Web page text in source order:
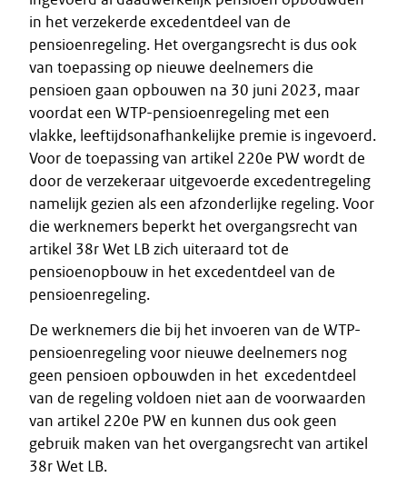
in het verzekerde excedentdeel van de
pensioenregeling. Het overgangsrecht is dus ook
van toepassing op nieuwe deelnemers die
pensioen gaan opbouwen na 30 juni 2023, maar
voordat een WTP-pensioenregeling met een
vlakke, leeftijdsonafhankelijke premie is ingevoerd.
Voor de toepassing van artikel 220e PW wordt de
door de verzekeraar uitgevoerde excedentregeling
namelijk gezien als een afzonderlijke regeling. Voor
die werknemers beperkt het overgangsrecht van
artikel 38r Wet LB zich uiteraard tot de
pensioenopbouw in het excedentdeel van de
pensioenregeling.
De werknemers die bij het invoeren van de WTP-
pensioenregeling voor nieuwe deelnemers nog
geen pensioen opbouwden in het excedentdeel
van de regeling voldoen niet aan de voorwaarden
van artikel 220e PW en kunnen dus ook geen
gebruik maken van het overgangsrecht van artikel
38r Wet LB.